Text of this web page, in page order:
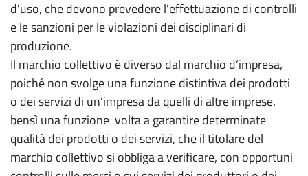
d’uso, che devono prevedere l’effettuazione di controlli
e le sanzioni per le violazioni dei disciplinari di
produzione.
Il marchio collettivo è diverso dal marchio d’impresa,
poiché non svolge una funzione distintiva dei prodotti
o dei servizi di un’impresa da quelli di altre imprese,
bensì una funzione volta a garantire determinate
qualità dei prodotti o dei servizi, che il titolare del
marchio collettivo si obbliga a verificare, con opportuni